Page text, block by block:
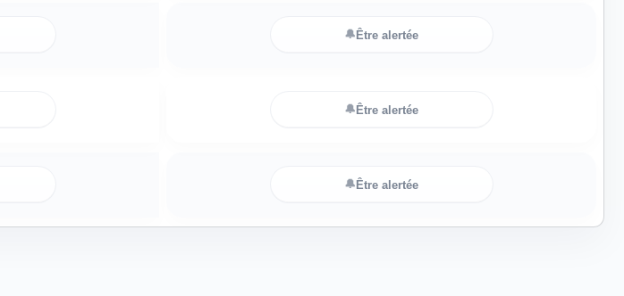
🔔Être alertée
🔔Être alertée
🔔Être alertée